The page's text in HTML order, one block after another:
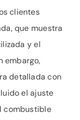
clientes
que muestra
y el
embargo,
detallada con
el ajuste
combustible